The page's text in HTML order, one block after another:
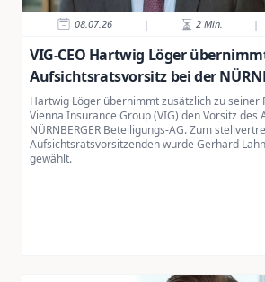
08.07.26 | 2 Min. |
VIG-CEO Hartwig Löger
Aufsichtsratsvorsitz bei der
Hartwig Löger übernimmt zusätzlich zu seiner
Vienna Insurance Group (VIG) den Vorsitz des
NÜRNBERGER Beteiligungs-AG. Zum
Aufsichtsratsvorsitzenden wurde Gerhard
gewählt.